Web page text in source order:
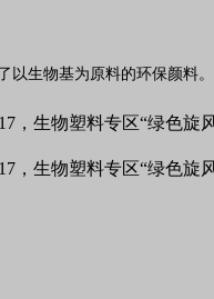
以生物基为原料的环保颜料。